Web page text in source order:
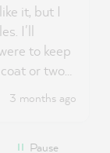
it, but I
I'll
to keep
or two
3 months ago
Pause